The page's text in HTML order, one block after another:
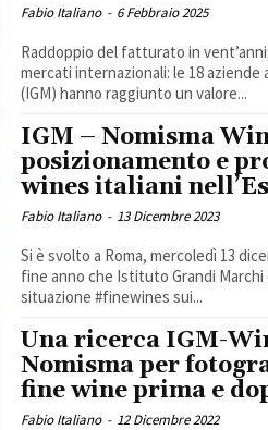
Fabio Italiano - 6 Febbraio 2025
Raddoppio del fatturato in
mercati internazionali: le 18
(IGM) hanno raggiunto un valore...
IGM – Nomisma
posizionamento e
wines italiani
Fabio Italiano - 13 Dicembre 2023
Si è svolto a Roma, mercoledì 13
fine anno che Istituto Grandi
situazione #finewines sui...
Una ricerca IGM-
Nomisma per
fine wine prima e
Fabio Italiano - 12 Dicembre 2022